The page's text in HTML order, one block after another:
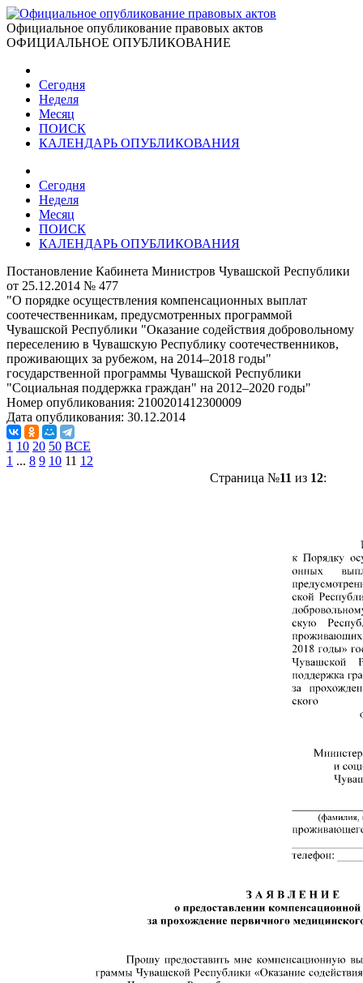
Официальное опубликование правовых актов
ОФИЦИАЛЬНОЕ ОПУБЛИКОВАНИЕ
Сегодня
Неделя
Месяц
ПОИСК
КАЛЕНДАРЬ ОПУБЛИКОВАНИЯ
Сегодня
Неделя
Месяц
ПОИСК
КАЛЕНДАРЬ ОПУБЛИКОВАНИЯ
Постановление Кабинета Министров Чувашской Республики
от 25.12.2014 № 477
"О порядке осуществления компенсационных выплат
соотечественникам, предусмотренных программой
Чувашской Республики "Оказание содействия добровольному
переселению в Чувашскую Республику соотечественников,
проживающих за рубежом, на 2014–2018 годы"
государственной программы Чувашской Республики
"Социальная поддержка граждан" на 2012–2020 годы"
Номер опубликования: 2100201412300009
Дата опубликования: 30.12.2014
1 10 20 50 ВСЕ
1 ... 8 9 10 11 12
Страница №11 из 12: